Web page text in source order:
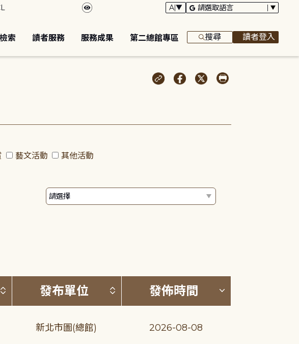
索 讀者服務 服務成果 第二總館專區 搜尋 讀者登入
藝文活動 其他活動
按標題排序 (升降冪)
發布單位 按發布單位排序 (升降冪)
發佈時間 按發佈時間
新北市圖(總館) 2026-08-08